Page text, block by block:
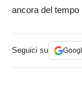
ancora del tempo
Seguici su